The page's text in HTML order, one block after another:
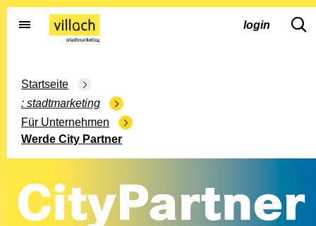
Gehe zur Startseite
login
Startseite
stadtmarketing
Für Unternehmen
Werde City Partner